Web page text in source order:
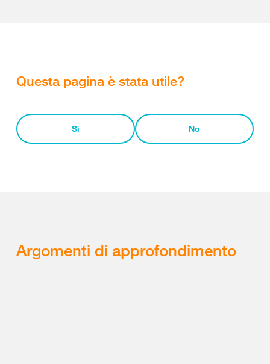
Questa pagina è stata utile?
Sì No
Argomenti di approfondimento